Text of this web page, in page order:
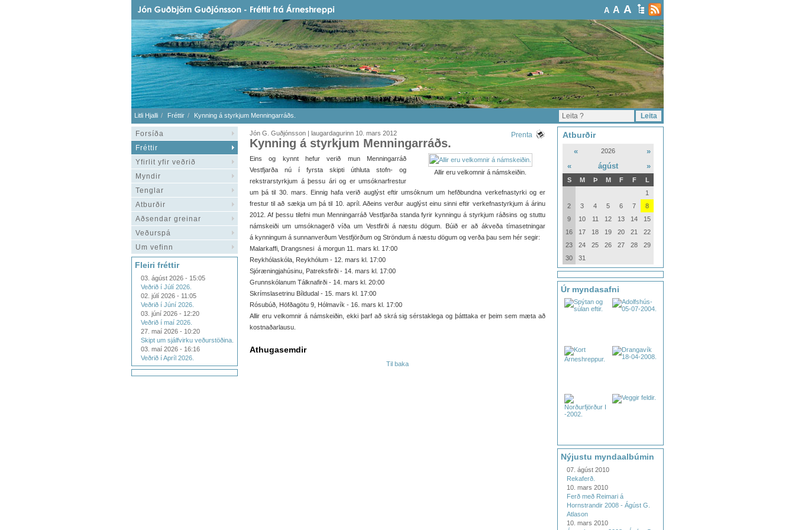
A A A
Litli Hjalli Fréttir Kynning á styrkjum Menningarráðs.
Forsíða
Fréttir
Yfirlit yfir veðrið
Myndir
Tenglar
Atburðir
Aðsendar greinar
Veðurspá
Um vefinn
Fleiri fréttir
03. ágúst 2026 - 15:05
Veðrið í Júlí 2026.
02. júlí 2026 - 11:05
Veðrið í Júní 2026.
03. júní 2026 - 12:20
Veðrið í maí 2026.
27. maí 2026 - 10:20
Skipt um sjálfvirku veðurstöðina.
03. maí 2026 - 16:16
Veðrið í Apríl 2026.
Jón G. Guðjónsson | laugardagurinn 10. mars 2012 Prenta
Kynning á styrkjum Menningarráðs.
Allir eru velkomnir á námskeiðin.
Eins og kynnt hefur verið mun Menningarráð
Vestfjarða nú í fyrsta skipti úthluta stofn- og
rekstrarstyrkjum á þessu ári og er umsóknarfrestur
um þá til 30. mars. Einnig hafa verið auglýst eftir umsóknum um hefðbundna verkefnastyrki og er
frestur til að sækja um þá til 10. apríl. Aðeins verður auglýst einu sinni eftir verkefnastyrkjum á árinu
2012. Af þessu tilefni mun Menningarráð Vestfjarða standa fyrir kynningu á styrkjum ráðsins og stuttu
námskeiði um umsóknagerð víða um Vestfirði á næstu dögum. Búið er að ákveða tímasetningar
á kynningum á sunnanverðum Vestfjörðum og Ströndum á næstu dögum og verða þau sem hér segir:
Malarkaffi, Drangsnesi á morgun 11. mars kl. 17:00
Reykhólaskóla, Reykhólum - 12. mars kl. 17:00
Sjóræningjahúsinu, Patreksfirði - 14. mars kl. 17:00
Grunnskólanum Tálknafirði - 14. mars kl. 20:00
Skrímslasetrinu Bíldudal - 15. mars kl. 17:00
Rósubúð, Höfðagötu 9, Hólmavík - 16. mars kl. 17:00
Allir eru velkomnir á námskeiðin, ekki þarf að skrá sig sérstaklega og þátttaka er þeim sem mæta að
kostnaðarlausu.
Athugasemdir
Til baka
Atburðir
« 2026
»
«
ágúst »
S M Þ M F F
L
1
2
3 4 5 6 7
8
9
10 11 12 13 14
15
16
17 18 19 20 21
22
23
24 25 26 27 28
29
30
31
Úr myndasafni
Nýjustu myndaalbúmin
07. ágúst 2010
Rekaferð.
10. mars 2010
Ferð með Reimari á
Hornstrandir 2008 - Ágúst G.
Atlason
10. mars 2010